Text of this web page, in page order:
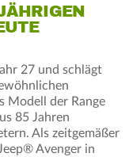
27 und schlägt
Modell der Range
85 Jahren
Als zeitgemäßer
Avenger in